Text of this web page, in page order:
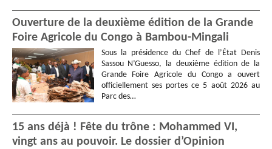
Ouverture de la deuxième édition de la Grande
Foire Agricole du Congo à Bambou-Mingali
Sous la présidence du Chef de l’État Denis
Sassou N’Guesso, la deuxième édition de la
Grande Foire Agricole du Congo a ouvert
officiellement ses portes ce 5 août 2026 au
Parc des…
15 ans déjà ! Fête du trône : Mohammed VI,
vingt ans au pouvoir. Le dossier d’Opinion